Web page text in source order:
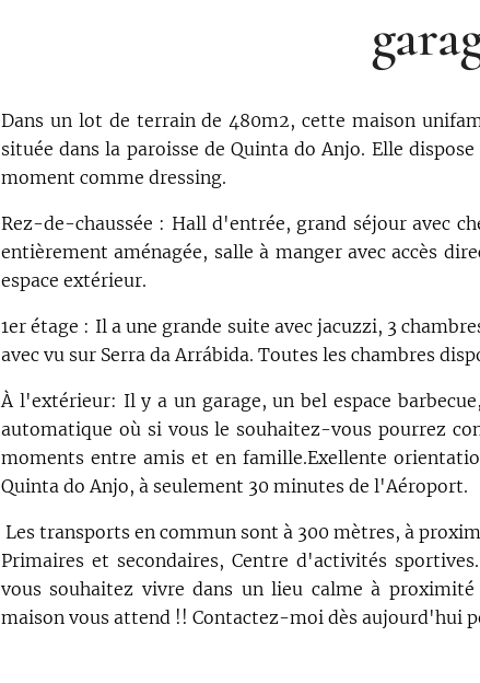
Dans un lot de terrain de 480m2, cette maison
située dans la paroisse de Quinta do Anjo. Elle
moment comme dressing.
Rez-de-chaussée : Hall d'entrée, grand séjour avec
entièrement aménagée, salle à manger avec accès
espace extérieur.
1er étage : Il a une grande suite avec jacuzzi, 3
avec vu sur Serra da Arrábida. Toutes les chambres
À l'extérieur: Il y a un garage, un bel espace
automatique où si vous le souhaitez-vous pourrez
moments entre amis et en famille.Exellente
Quinta do Anjo, à seulement 30 minutes de l'Aéroport.
Les transports en commun sont à 300 mètres, à
Primaires et secondaires, Centre d'activités
vous souhaitez vivre dans un lieu calme à
maison vous attend !! Contactez-moi dès aujourd'hui